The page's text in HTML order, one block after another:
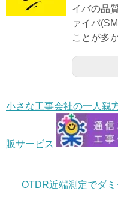
イバの品
ァイバ
ことが多
小さな工事会社の一人親
販サービス
OTDR近端測定でダ